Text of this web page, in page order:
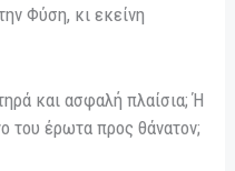
Φύση, κι εκείνη
και ασφαλή πλαίσια; Ή
του έρωτα προς θάνατον;